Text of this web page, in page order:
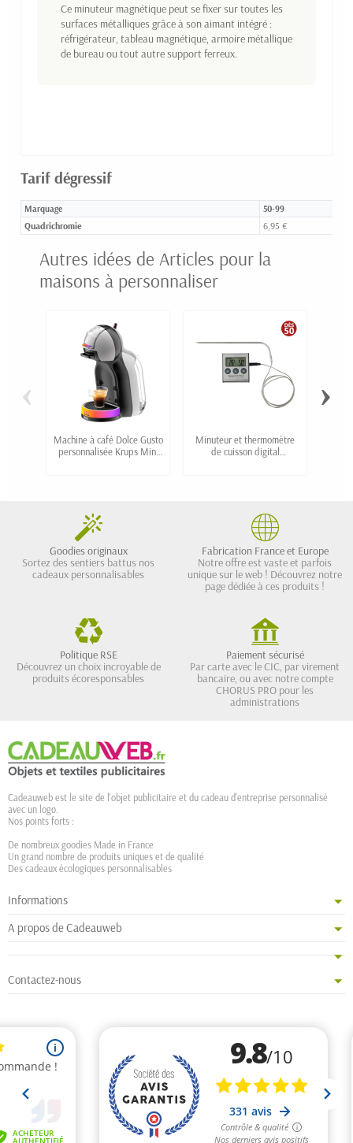
Ce minuteur magnétique peut se fixer sur toutes les
surfaces métalliques grâce à son aimant intégré :
réfrigérateur, tableau magnétique, armoire métallique
de bureau ou tout autre support ferreux.
Tarif dégressif
Marquage 50-99
Quadrichromie 6,95 €
Autres idées de Articles pour la
maisons à personnaliser
Machine à café Dolce Gusto
personnalisée Krups Mini
Minuteur et thermomètre
de cuisson digital
‹ ›
Goodies originaux
Sortez des sentiers battus nos
cadeaux personnalisables
Fabrication France et Europe
Notre offre est vaste et parfois
unique sur le web ! Découvrez notre
page dédiée à ces produits !
Politique RSE
Découvrez un choix incroyable de
produits écoresponsables
Paiement sécurisé
Par carte avec le CIC, par virement
bancaire, ou avec notre compte
CHORUS PRO pour les
administrations
Cadeauweb est le site de l'objet publicitaire et du cadeau d'entreprise personnalisé
avec un logo.
Nos points forts :
De nombreux goodies Made in France
Un grand nombre de produits uniques et de qualité
Des cadeaux écologiques personnalisables
Informations
A propos de Cadeauweb
Contactez-nous